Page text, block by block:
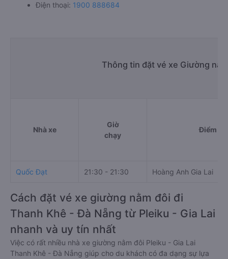
Điện thoại: 1900 888684
Thông tin đặt vé xe Giường
Nhà xe
Giờ
chạy
Điểm đi
Quốc Đạt 21:30 - 21:30 Hoàng Anh Gia Lai
Cách đặt vé xe giường nằm đôi đi
Thanh Khê - Đà Nẵng từ Pleiku - Gia Lai
nhanh và uy tín nhất
Việc có rất nhiều nhà xe giường nằm đôi Pleiku - Gia Lai
Thanh Khê - Đà Nẵng giúp cho du khách có đa dạng sự lựa